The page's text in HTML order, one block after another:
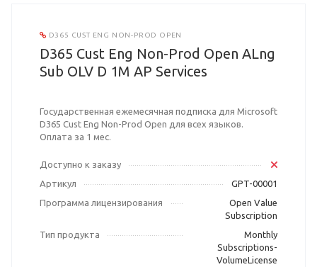
D365 CUST ENG NON-PROD OPEN
D365 Cust Eng Non-Prod Open ALng
Sub OLV D 1M AP Services
Государственная ежемесячная подписка для Microsoft
D365 Cust Eng Non-Prod Open для всех языков.
Оплата за 1 мес.
Доступно к заказу
Артикул
GPT-00001
Программа лицензирования
Open Value
Subscription
Тип продукта
Monthly
Subscriptions-
VolumeLicense